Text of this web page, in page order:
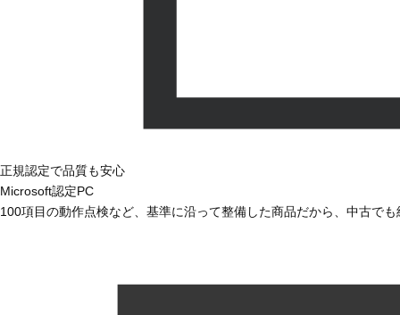
正規認定で品質も安心
Microsoft認定PC
100項目の動作点検など、基準に沿って整備した商品だから、中古で